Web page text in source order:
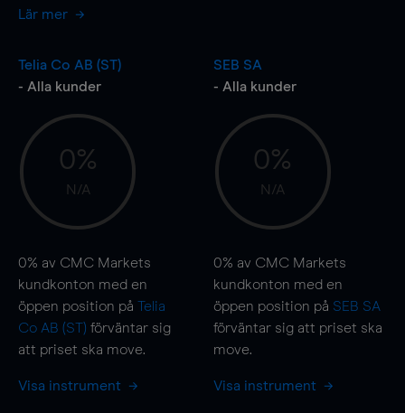
Lär mer
Telia Co AB (ST)
- Alla kunder
0%
N/A
0% av CMC Markets
kundkonton med en
öppen position på Telia
Co AB (ST) förväntar sig
att priset ska move.
Visa instrument
SEB SA
- Alla kunder
0%
N/A
0% av CMC Markets
kundkonton med en
öppen position på SEB SA
förväntar sig att priset ska
move.
Visa instrument